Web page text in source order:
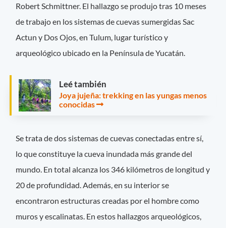
Robert Schmittner. El hallazgo se produjo tras 10 meses
de trabajo en los sistemas de cuevas sumergidas Sac
Actun y Dos Ojos, en Tulum, lugar turístico y
arqueológico ubicado en la Península de Yucatán.
Leé también
Joya jujeña: trekking en las yungas menos
conocidas
Se trata de dos sistemas de cuevas conectadas entre sí,
lo que constituye la cueva inundada más grande del
mundo. En total alcanza los 346 kilómetros de longitud y
20 de profundidad. Además, en su interior se
encontraron estructuras creadas por el hombre como
muros y escalinatas. En estos hallazgos arqueológicos,